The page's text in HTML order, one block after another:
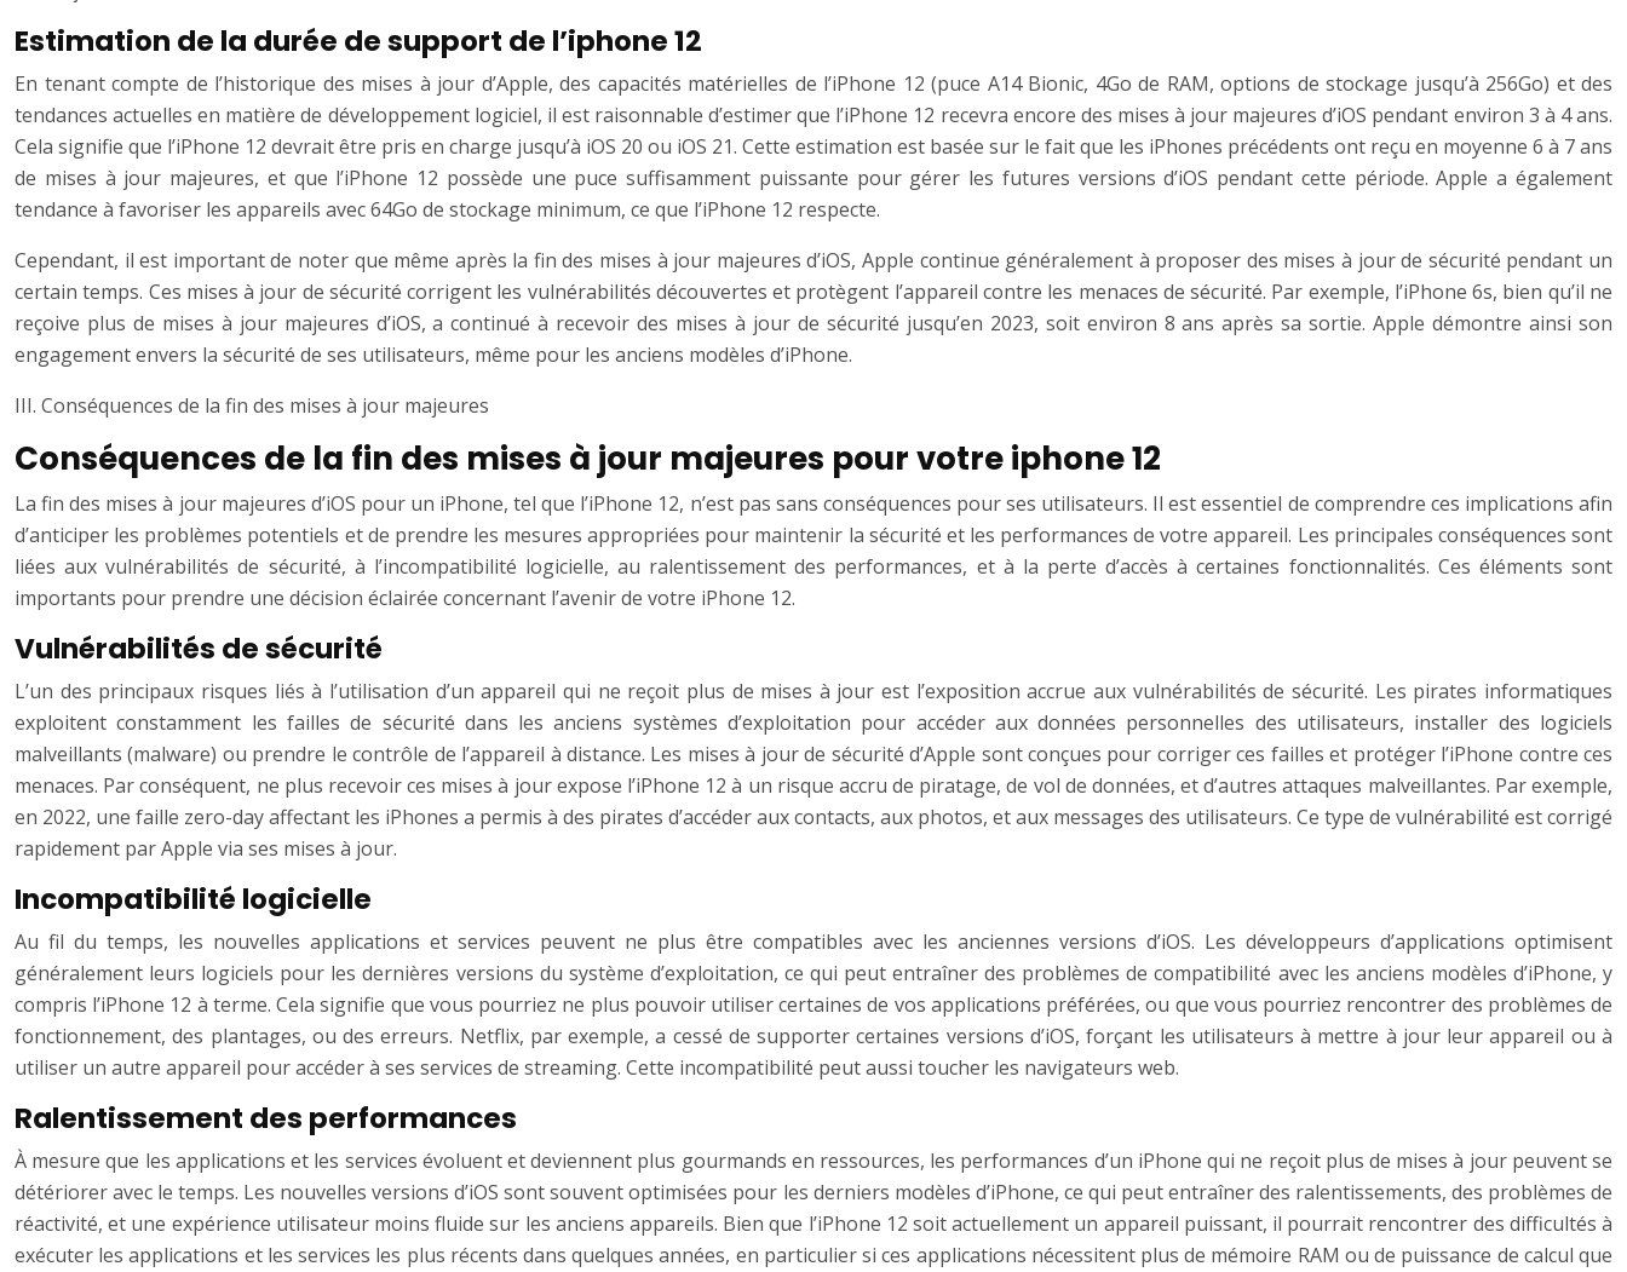
Estimation de la durée de support de l’iphone 12
En tenant compte de l’historique des mises à jour d’Apple, des capacités matérielles de l’iPhone 12 (puce A14 Bionic, 4Go de RAM, options de stockage jusqu’à 256Go) et des
tendances actuelles en matière de développement logiciel, il est raisonnable d’estimer que l’iPhone 12 recevra encore des mises à jour majeures d’iOS pendant environ 3 à 4 ans.
Cela signifie que l’iPhone 12 devrait être pris en charge jusqu’à iOS 20 ou iOS 21. Cette estimation est basée sur le fait que les iPhones précédents ont reçu en moyenne 6 à 7 ans
de mises à jour majeures, et que l’iPhone 12 possède une puce suffisamment puissante pour gérer les futures versions d’iOS pendant cette période. Apple a également
tendance à favoriser les appareils avec 64Go de stockage minimum, ce que l’iPhone 12 respecte.
Cependant, il est important de noter que même après la fin des mises à jour majeures d’iOS, Apple continue généralement à proposer des mises à jour de sécurité pendant un
certain temps. Ces mises à jour de sécurité corrigent les vulnérabilités découvertes et protègent l’appareil contre les menaces de sécurité. Par exemple, l’iPhone 6s, bien qu’il ne
reçoive plus de mises à jour majeures d’iOS, a continué à recevoir des mises à jour de sécurité jusqu’en 2023, soit environ 8 ans après sa sortie. Apple démontre ainsi son
engagement envers la sécurité de ses utilisateurs, même pour les anciens modèles d’iPhone.
III. Conséquences de la fin des mises à jour majeures
Conséquences de la fin des mises à jour majeures pour votre iphone 12
La fin des mises à jour majeures d’iOS pour un iPhone, tel que l’iPhone 12, n’est pas sans conséquences pour ses utilisateurs. Il est essentiel de comprendre ces implications afin
d’anticiper les problèmes potentiels et de prendre les mesures appropriées pour maintenir la sécurité et les performances de votre appareil. Les principales conséquences sont
liées aux vulnérabilités de sécurité, à l’incompatibilité logicielle, au ralentissement des performances, et à la perte d’accès à certaines fonctionnalités. Ces éléments sont
importants pour prendre une décision éclairée concernant l’avenir de votre iPhone 12.
Vulnérabilités de sécurité
L’un des principaux risques liés à l’utilisation d’un appareil qui ne reçoit plus de mises à jour est l’exposition accrue aux vulnérabilités de sécurité. Les pirates informatiques
exploitent constamment les failles de sécurité dans les anciens systèmes d’exploitation pour accéder aux données personnelles des utilisateurs, installer des logiciels
malveillants (malware) ou prendre le contrôle de l’appareil à distance. Les mises à jour de sécurité d’Apple sont conçues pour corriger ces failles et protéger l’iPhone contre ces
menaces. Par conséquent, ne plus recevoir ces mises à jour expose l’iPhone 12 à un risque accru de piratage, de vol de données, et d’autres attaques malveillantes. Par exemple,
en 2022, une faille zero-day affectant les iPhones a permis à des pirates d’accéder aux contacts, aux photos, et aux messages des utilisateurs. Ce type de vulnérabilité est corrigé
rapidement par Apple via ses mises à jour.
Incompatibilité logicielle
Au fil du temps, les nouvelles applications et services peuvent ne plus être compatibles avec les anciennes versions d’iOS. Les développeurs d’applications optimisent
généralement leurs logiciels pour les dernières versions du système d’exploitation, ce qui peut entraîner des problèmes de compatibilité avec les anciens modèles d’iPhone, y
compris l’iPhone 12 à terme. Cela signifie que vous pourriez ne plus pouvoir utiliser certaines de vos applications préférées, ou que vous pourriez rencontrer des problèmes de
fonctionnement, des plantages, ou des erreurs. Netflix, par exemple, a cessé de supporter certaines versions d’iOS, forçant les utilisateurs à mettre à jour leur appareil ou à
utiliser un autre appareil pour accéder à ses services de streaming. Cette incompatibilité peut aussi toucher les navigateurs web.
Ralentissement des performances
À mesure que les applications et les services évoluent et deviennent plus gourmands en ressources, les performances d’un iPhone qui ne reçoit plus de mises à jour peuvent se
détériorer avec le temps. Les nouvelles versions d’iOS sont souvent optimisées pour les derniers modèles d’iPhone, ce qui peut entraîner des ralentissements, des problèmes de
réactivité, et une expérience utilisateur moins fluide sur les anciens appareils. Bien que l’iPhone 12 soit actuellement un appareil puissant, il pourrait rencontrer des difficultés à
exécuter les applications et les services les plus récents dans quelques années, en particulier si ces applications nécessitent plus de mémoire RAM ou de puissance de calcul que